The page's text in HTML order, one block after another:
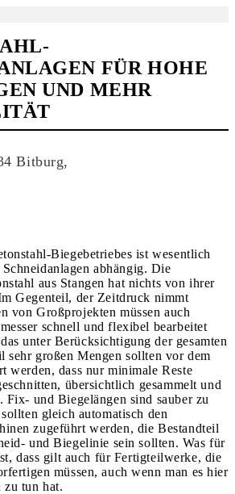
FÜR HOHE
UND MEHR
Bitburg,
Biegebetriebes ist wesentlich
abhängig. Die
aus Stangen hat nichts von ihrer
Gegenteil, der Zeitdruck nimmt
von Großprojekten müssen auch
schnell und flexibel bearbeitet
unter Berücksichtigung der gesamten
großen Mengen sollten vor dem
werden, dass nur minimale Reste
übersichtlich gesammelt und
Fix- und Biegelängen sind sauber zu
gleich automatisch den
zugeführt werden, die Bestandteil
und Biegelinie sein sollten. Was für
dass gilt auch für Fertigteilwerke, die
müssen, auch wenn man es hier
zu tun hat.